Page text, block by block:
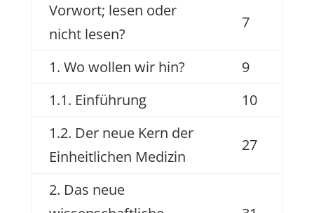
Vorwort; lesen oder
nicht lesen?
7
1. Wo wollen wir hin?
9
1.1. Einführung
10
1.2. Der neue Kern der
Einheitlichen Medizin
27
2. Das neue